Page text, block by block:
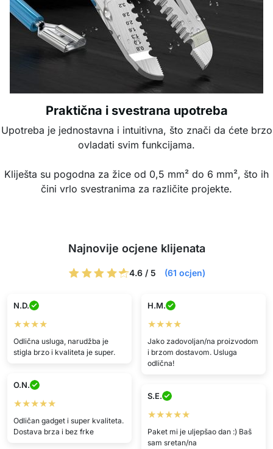
Praktična i svestrana upotreba
Upotreba je jednostavna i intuitivna, što znači da ćete brzo
ovladati svim funkcijama.
Kliješta su pogodna za žice od 0,5 mm² do 6 mm², što ih
čini vrlo svestranima za različite projekte.
Najnovije ocjene klijenata
4.6 / 5 (61 ocjen)
N.D.
★★★★
Odlična usluga, narudžba je
stigla brzo i kvaliteta je super.
H.M.
★★★★
Jako zadovoljan/na proizvodom
i brzom dostavom. Usluga
odlična!
O.N.
★★★★★
Odličan gadget i super kvaliteta.
Dostava brza i bez frke
S.E.
★★★★★
Paket mi je uljepšao dan :) Baš
sam sretan/na